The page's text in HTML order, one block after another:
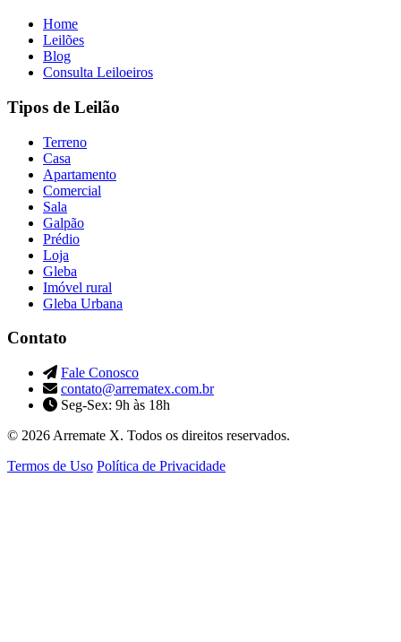
Home
Leilões
Blog
Consulta Leiloeiros
Tipos de Leilão
Terreno
Casa
Apartamento
Comercial
Sala
Galpão
Prédio
Loja
Gleba
Imóvel rural
Gleba Urbana
Contato
Fale Conosco
contato@arrematex.com.br
Seg-Sex: 9h às 18h
© 2026 Arremate X. Todos os direitos reservados.
Termos de Uso Política de Privacidade